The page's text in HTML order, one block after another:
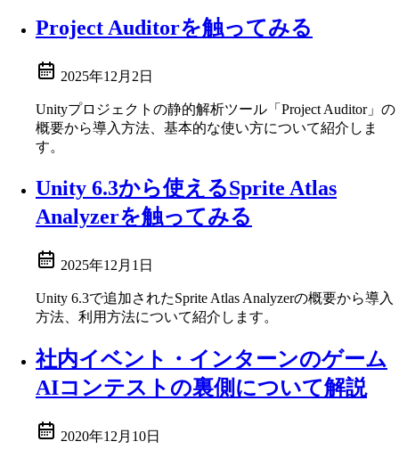
Project Auditorを触ってみる
2025年12月2日
Unityプロジェクトの静的解析ツール「Project Auditor」の
概要から導入方法、基本的な使い方について紹介しま
す。
Unity 6.3から使えるSprite Atlas
Analyzerを触ってみる
2025年12月1日
Unity 6.3で追加されたSprite Atlas Analyzerの概要から導入
方法、利用方法について紹介します。
社内イベント・インターンのゲーム
AIコンテストの裏側について解説
2020年12月10日